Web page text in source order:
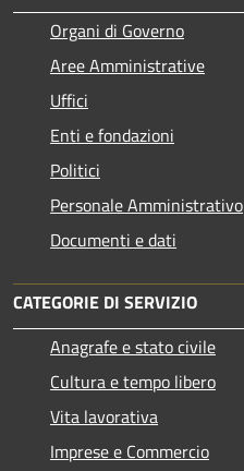
Organi di Governo
Aree Amministrative
Uffici
Enti e fondazioni
Politici
Personale Amministrativo
Documenti e dati
CATEGORIE DI SERVIZIO
Anagrafe e stato civile
Cultura e tempo libero
Vita lavorativa
Imprese e Commercio